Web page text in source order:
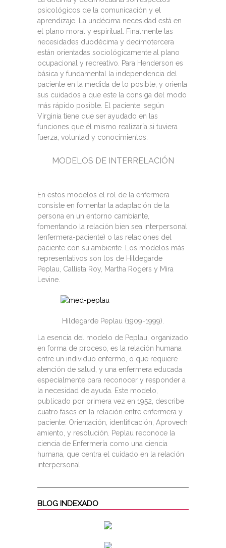
psicológicos de la comunicación y el
aprendizaje. La undécima necesidad está en
el plano moral y espiritual. Finalmente las
necesidades duodécima y decimotercera
están orientadas sociológicamente al plano
ocupacional y recreativo. Para Henderson es
básica y fundamental la independencia del
paciente en la medida de lo posible, y orienta
sus cuidados a que este la consiga del modo
más rápido posible. El paciente, según
Virginia tiene que ser ayudado en las
funciones que él mismo realizaría si tuviera
fuerza, voluntad y conocimientos.
MODELOS DE INTERRELACIÓN
En estos modelos el rol de la enfermera
consiste en fomentar la adaptación de la
persona en un entorno cambiante,
fomentando la relación bien sea interpersonal
(enfermera-paciente) o las relaciones del
paciente con su ambiente. Los modelos más
representativos son los de Hildegarde
Peplau, Callista Roy, Martha Rogers y Mira
Levine.
Hildegarde Peplau (1909-1999).
La esencia del modelo de Peplau, organizado
en forma de proceso, es la relación humana
entre un individuo enfermo, o que requiere
atención de salud, y una enfermera educada
especialmente para reconocer y responder a
la necesidad de ayuda. Este modelo,
publicado por primera vez en 1952, describe
cuatro fases en la relación entre enfermera y
paciente: Orientación, identificación, Aprovech
amiento, y resolución. Peplau reconoce la
ciencia de Enfermería como una ciencia
humana, que centra el cuidado en la relación
interpersonal.
BLOG INDEXADO